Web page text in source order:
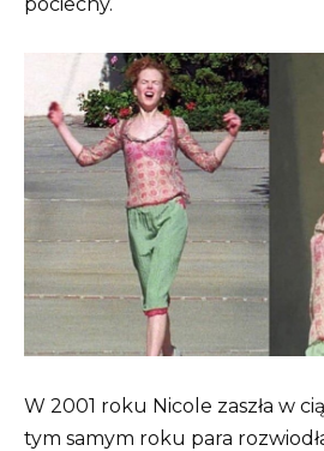
W 2001 roku Nicole zaszła w
tym samym roku para